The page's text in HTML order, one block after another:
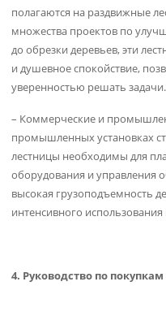
полагаются на раздвижные
множества проектов по
до обрезки деревьев, эти
и душевное спокойствие,
уверенностью решать задачи.
– Коммерческие и
промышленных установках
лестницы необходимы для
оборудования и управления
высокая грузоподъемность
интенсивного
4. Руководство по покупкам